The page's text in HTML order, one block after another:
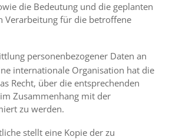
die Bedeutung und die geplanten
Verarbeitung für die betroffene
personenbezogener Daten an
internationale Organisation hat die
Recht, über die entsprechenden
Zusammenhang mit der
zu werden.
stellt eine Kopie der zu